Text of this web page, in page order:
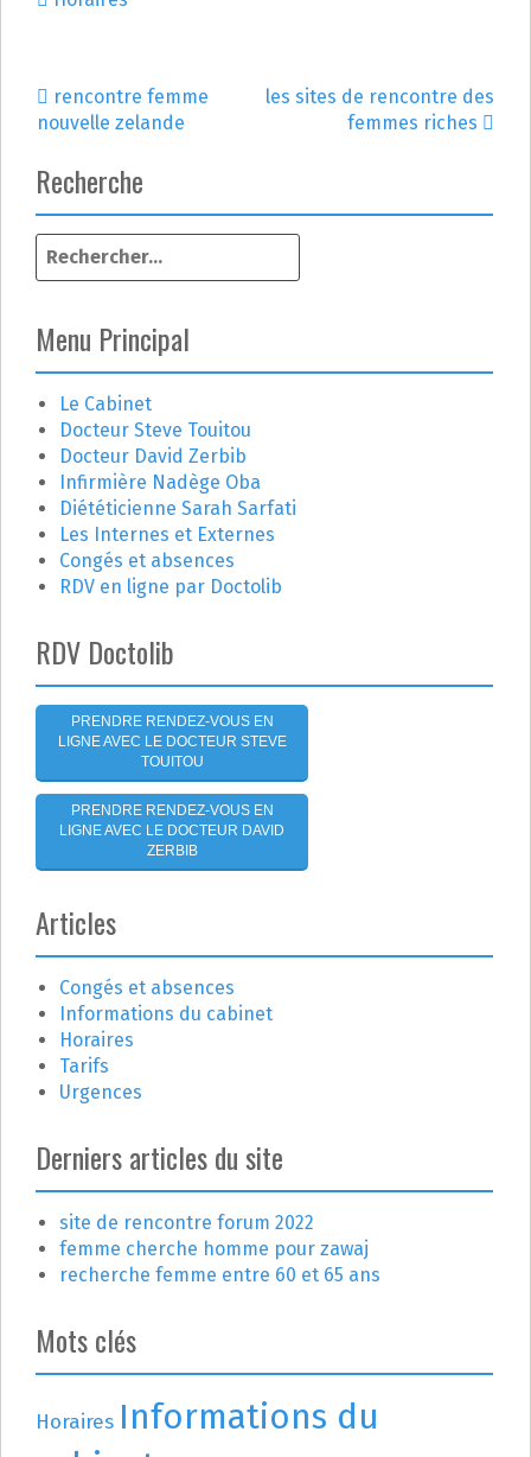
N
a
v
i
g
a
t
i
o
n
d
e
l
a
t
i
c
l
e
rencontre femme
nouvelle zelande
les sites de rencontre des
femmes riches
Recherche
e
h
e
r
c
h
e
r
:
Menu Principal
Le Cabinet
Docteur Steve Touitou
Docteur David Zerbib
Infirmière Nadège Oba
Diététicienne Sarah Sarfati
Les Internes et Externes
Congés et absences
RDV en ligne par Doctolib
RDV Doctolib
PRENDRE RENDEZ-VOUS EN
LIGNE AVEC LE DOCTEUR STEVE
TOUITOU
PRENDRE RENDEZ-VOUS EN
LIGNE AVEC LE DOCTEUR DAVID
ZERBIB
Articles
Congés et absences
Informations du cabinet
Horaires
Tarifs
Urgences
Derniers articles du site
site de rencontre forum 2022
femme cherche homme pour zawaj
recherche femme entre 60 et 65 ans
Mots clés
Horaires Informations du